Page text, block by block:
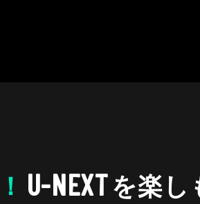
！ U-NEXTを楽し